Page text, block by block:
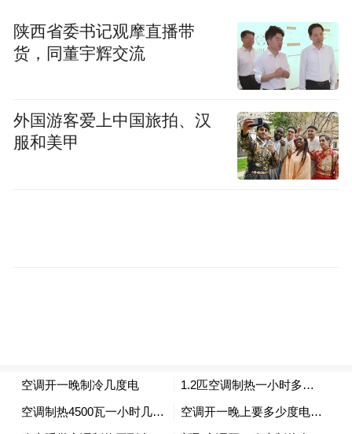
展望第二季度，随着全新一代理想L9释放销
售势能以及6月全新理想L8的推出，公司有望
重回强势增长轨道。理想汽车全年销量增长
陕西省委书记观摩直播带
货，同董宇辉交流
外国游客爱上中国旅拍、汉
服和美甲